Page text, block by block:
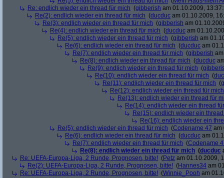
Re: endlich wieder ein thread für mich (gibberish am 01.10.2009,
Re(2): endlich wieder ein thread für mich (ducduc am 01.10.2009,
Re(3): endlich wieder ein thread für mich (gibberish am
Re(4): endlich wieder ein thread für mich (ducduc am
Re(5): endlich wieder ein thread für mich (gibberish am
Re(6): endlich wieder ein thread für mich (ducduc am
Re(7): endlich wieder ein thread für mich (gibberish
Re(8): endlich wieder ein thread für mich (ducduc
Re(9): endlich wieder ein thread für mich (
Re(10): endlich wieder ein thread für mich (
Re(11): endlich wieder ein thread für mich (
Re(12): endlich wieder ein thread für mich
Re(13): endlich wieder ein thread für
Re(14): endlich wieder ein thread
Re(15): endlich wieder ein
Re(16): endlich wieder ein
Re(5): endlich wieder ein thread für mich (Codename 47 am
Re(6): endlich wieder ein thread für mich (ducduc am
Re(7): endlich wieder ein thread für mich (Codename
Re(8): endlich wieder ein thread für mich (ducduc
Re: UEFA-Europa-Liga, 2 Runde, Prognosen, bitte! (Petz am 01.10.2009,
Re(2): UEFA-Europa-Liga, 2 Runde, Prognosen, bitte! (Hannes34 am
Re: UEFA-Europa-Liga, 2 Runde, Prognosen, bitte! (Winnie_Pooh am